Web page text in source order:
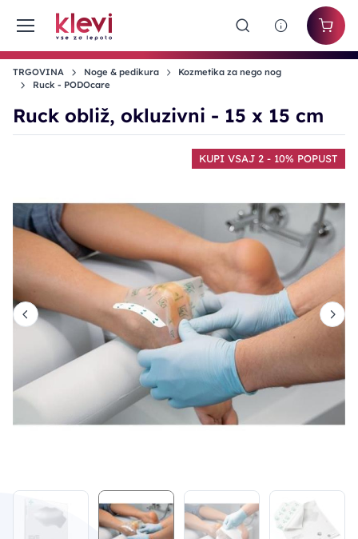
TRGOVINA Noge & pedikura
Kozmetika za nego nog
Ruck - PODOcare
Ruck obliž, okluzivni - 15 x 15 cm
KUPI VSAJ 2 - 10% POPUST